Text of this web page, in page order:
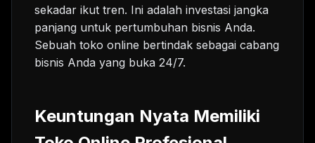
sekadar ikut tren. Ini adalah investasi jangka
panjang untuk pertumbuhan bisnis Anda.
Sebuah toko online bertindak sebagai cabang
bisnis Anda yang buka 24/7.
Keuntungan Nyata Memiliki